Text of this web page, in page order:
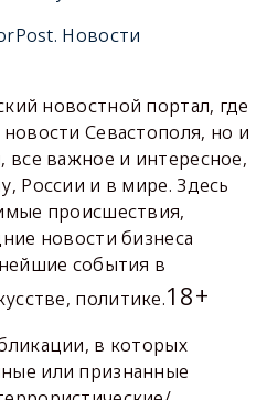
Новости
новостной портал, где
Севастополя, но и
все важное и интересное,
России и в мире. Здесь
происшествия,
новости бизнеса
события в
политике.18+
в которых
или признанные